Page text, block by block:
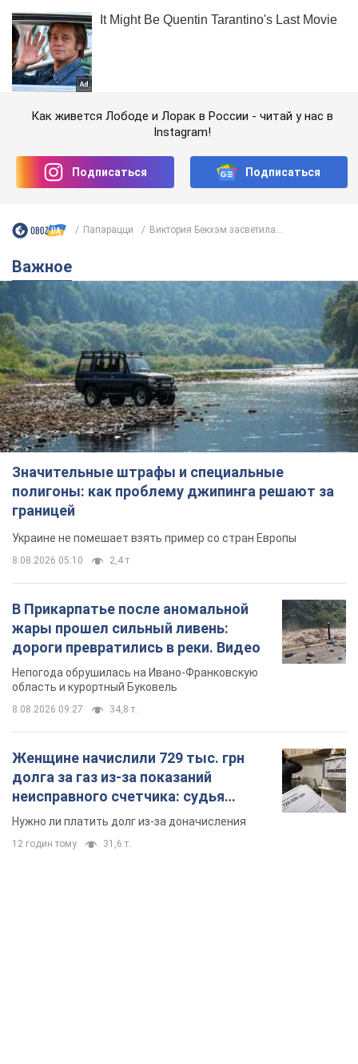
Как живется Лободе и Лорак в России - читай у нас в
Instagram!
Подписаться Подписаться
Папарацци Виктория Бекхэм засветила...
Важное
Значительные штрафы и специальные
полигоны: как проблему джипинга решают за
границей
Украине не помешает взять пример со стран Европы
8.08.2026 05:10 2,4 т.
В Прикарпатье после аномальной
жары прошел сильный ливень:
дороги превратились в реки. Видео
Непогода обрушилась на Ивано-Франковскую
область и курортный Буковель
8.08.2026 09:27 34,8 т.
Женщине начислили 729 тыс. грн
долга за газ из-за показаний
неисправного счетчика: судья
вынес неожиданное решение
Нужно ли платить долг из-за доначисления
12 годин тому 31,6 т.